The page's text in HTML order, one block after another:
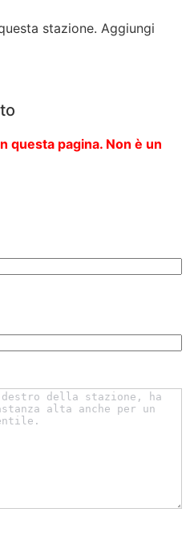
stazione. Aggiungi
questa pagina. Non è un